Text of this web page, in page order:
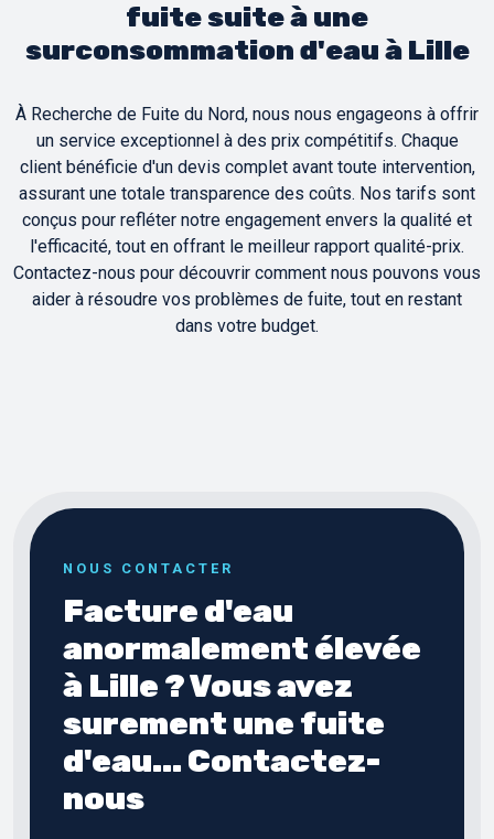
fuite suite à une
surconsommation d'eau à Lille
À Recherche de Fuite du Nord, nous nous engageons à offrir
un service exceptionnel à des prix compétitifs. Chaque
client bénéficie d'un devis complet avant toute intervention,
assurant une totale transparence des coûts. Nos tarifs sont
conçus pour refléter notre engagement envers la qualité et
l'efficacité, tout en offrant le meilleur rapport qualité-prix.
Contactez-nous pour découvrir comment nous pouvons vous
aider à résoudre vos problèmes de fuite, tout en restant
dans votre budget.
NOUS CONTACTER
Facture d'eau
anormalement élevée
à Lille ? Vous avez
surement une fuite
d'eau... Contactez-
nous